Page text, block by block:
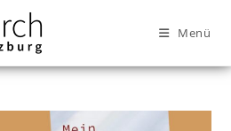
Menü